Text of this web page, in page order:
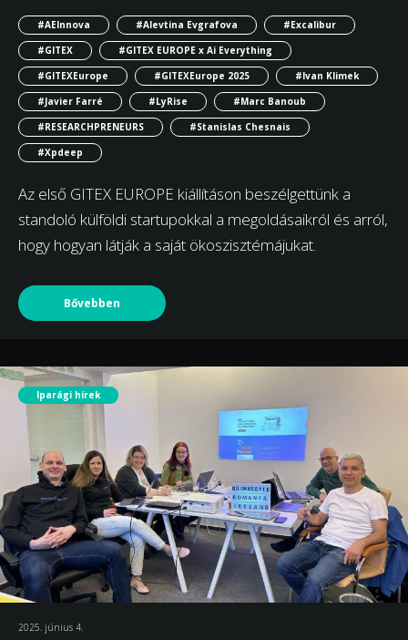
#AEInnova #Alevtina Evgrafova
#Excalibur
#GITEX
#GITEX EUROPE x Ai Everything
#GITEXEurope
#GITEXEurope 2025
#Ivan Klimek
#Javier Farré
#LyRise
#Marc Banoub
#RESEARCHPRENEURS
#Stanislas Chesnais
#Xpdeep
Az első GITEX EUROPE kiállításon beszélgettünk a
standoló külföldi startupokkal a megoldásaikról és arról,
hogy hogyan látják a saját ökoszisztémájukat.
Bővebben
Iparági hírek
2025. június 4.